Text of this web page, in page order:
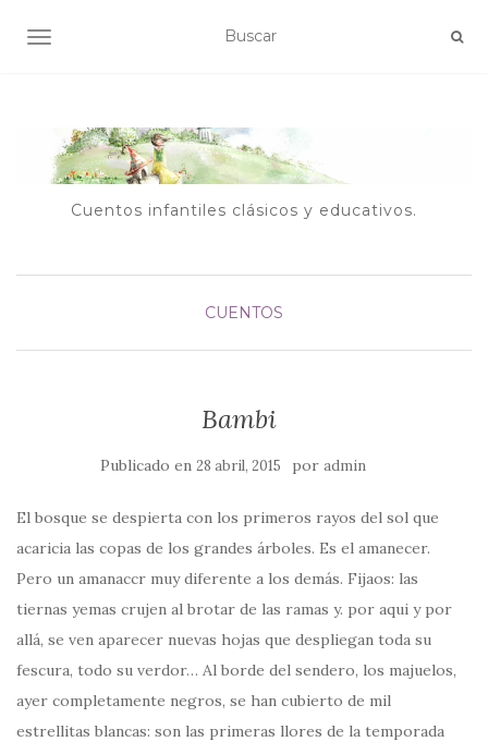
ALTERNAR NAVEGACIÓN
Cuentos infantiles clásicos y educativos.
CUENTOS
Bambi
Publicado en 28 abril, 2015 por admin
El bosque se despierta con los primeros rayos del sol que
acaricia las copas de los grandes árboles. Es el amanecer.
Pero un amanaccr muy diferente a los demás. Fijaos: las
tiernas yemas crujen al brotar de las ramas y. por aqui y por
allá, se ven aparecer nuevas hojas que despliegan toda su
fescura, todo su verdor… Al borde del sendero, los majuelos,
ayer completamente negros, se han cubierto de mil
estrellitas blancas: son las primeras llores de la temporada